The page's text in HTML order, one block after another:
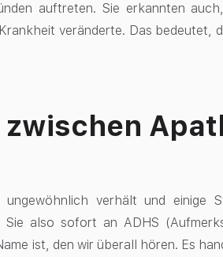
auftreten. Sie erkannten
veränderte. Das bedeutet,
verhält und einige
also sofort an ADHS
ist, den wir überall hören. Es